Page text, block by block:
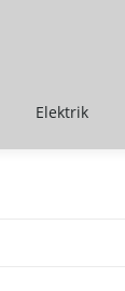
Elektrik